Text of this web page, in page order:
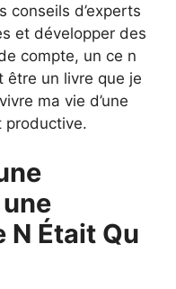
conseils d’experts
et développer des
compte, un ce n
être un livre que je
ma vie d’une
productive.
N Était Qu